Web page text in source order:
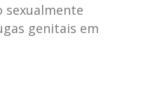
sexualmente
genitais em